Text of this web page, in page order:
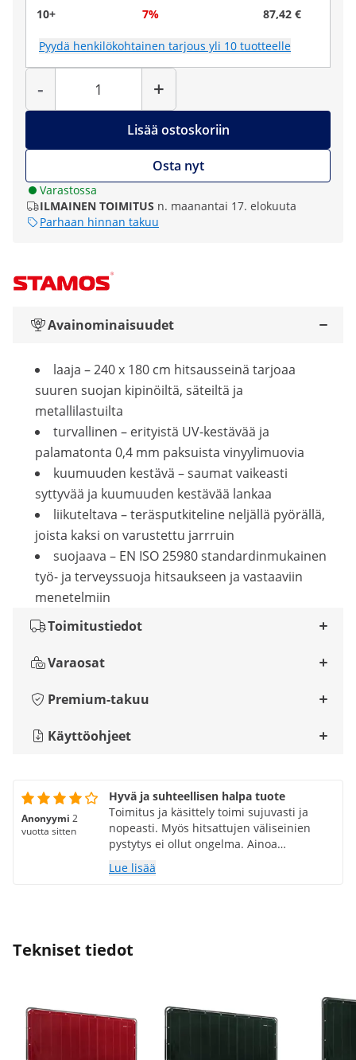
10+
7% 87,42 €
Pyydä henkilökohtainen tarjous yli 10 tuotteelle
-
Määrä
+
Lisää ostoskoriin
Osta nyt
Varastossa
ILMAINEN TOIMITUS n. maanantai 17. elokuuta
Parhaan hinnan takuu
Avainominaisuudet
laaja – 240 x 180 cm hitsausseinä tarjoaa
suuren suojan kipinöiltä, säteiltä ja
metallilastuilta
turvallinen – erityistä UV-kestävää ja
palamatonta 0,4 mm paksuista vinyylimuovia
kuumuuden kestävä – saumat vaikeasti
syttyvää ja kuumuuden kestävää lankaa
liikuteltava – teräsputkiteline neljällä pyörällä,
joista kaksi on varustettu jarrruin
suojaava – EN ISO 25980 standardinmukainen
työ- ja terveyssuoja hitsaukseen ja vastaaviin
menetelmiin
Toimitustiedot
Varaosat
Premium-takuu
Käyttöohjeet
Anonyymi 2
vuotta sitten
Hyvä ja suhteellisen halpa tuote
Toimitus ja käsittely toimi sujuvasti ja
nopeasti. Myös hitsattujen väliseinien
pystytys ei ollut ongelma. Ainoa
haittapuoli - ja siksi valitettavasti vain 4
tähden 5 sijasta: Väliseinät ovat erittäin
Lue lisää
Tekniset tiedot